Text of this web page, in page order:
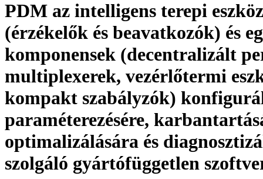
PDM az intelligens terepi
(érzékelők és beavatkozók) és
komponensek (decentralizált
multiplexerek, vezérlőtermi
kompakt szabályzók)
paraméterezésére,
optimalizálására és
szolgáló gyártófüggetlen